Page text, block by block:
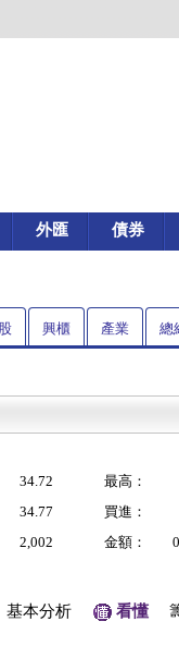
外匯 債券
興櫃 產業 總
34.72
最高：
34.77
買進：
2,002 金額：
基本分析 看懂